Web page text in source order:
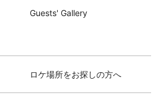
Guests' Gallery
ロケ場所をお探しの方へ